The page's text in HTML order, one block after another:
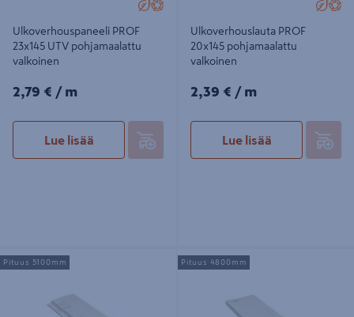
Ulkoverhouspaneeli PROF
23x145 UTV pohjamaalattu
valkoinen
2,79€/m
2,79 € / m
Lue lisää
Ulkoverhouslauta PROF
20x145 pohjamaalattu
valkoinen
2,39€/m
2,39 € / m
Lue lisää
Ulkoverhouspaneeli PROF
23x145x5100 UTV pohjamaalattu
Pituus 5100mm
Ulkoverhouslauta PROF
20x145x4800 pohjamaalattu
Pituus 4800mm